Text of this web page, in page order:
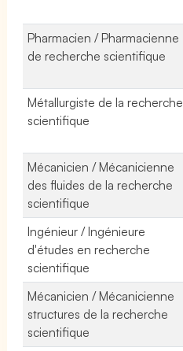
Pharmacien / Pharmacienne
de recherche scientifique
Métallurgiste de la recherche
scientifique
Mécanicien / Mécanicienne
des fluides de la recherche
scientifique
Ingénieur / Ingénieure
d'études en recherche
scientifique
Mécanicien / Mécanicienne
structures de la recherche
scientifique